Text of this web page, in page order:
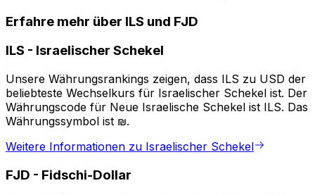
Erfahre mehr über ILS und FJD
ILS - Israelischer Schekel
Unsere Währungsrankings zeigen, dass ILS zu USD der
beliebteste Wechselkurs für Israelischer Schekel ist. Der
Währungscode für Neue Israelische Schekel ist ILS. Das
Währungssymbol ist ₪.
Weitere Informationen zu Israelischer Schekel
FJD - Fidschi-Dollar